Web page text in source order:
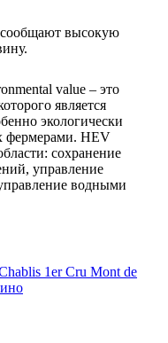
высокую
value – это
является
экологически
фермерами. HEV
сохранение
управление
водными
1er Cru Mont de